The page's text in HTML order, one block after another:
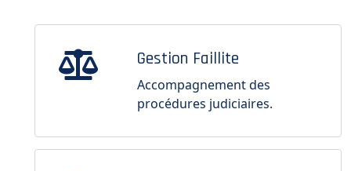
Gestion Faillite
Accompagnement des
procédures judiciaires.